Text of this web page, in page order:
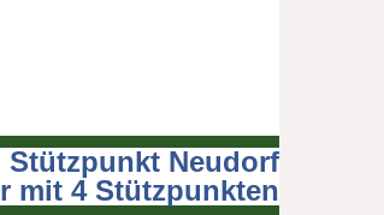
Neudorf
mit 4 Stützpunkten